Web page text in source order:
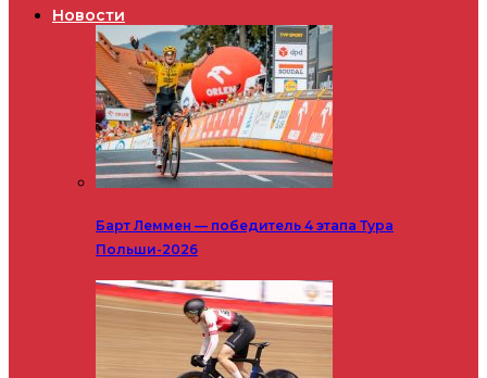
Новости
Барт Леммен — победитель 4 этапа Тура
Польши-2026